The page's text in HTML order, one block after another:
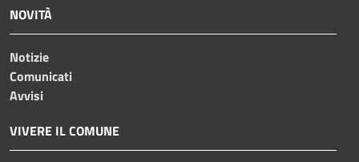
NOVITÀ
Notizie
Comunicati
Avvisi
VIVERE IL COMUNE